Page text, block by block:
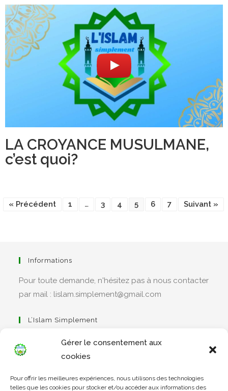
Gérer le consentement aux
cookies
Pour offrir les meilleures expériences, nous utilisons des technologies
telles que les cookies pour stocker et/ou accéder aux informations des
LA CROYANCE MUSULMANE,
c’est quoi?
« Précédent 1 … 3 4 5 6 7 Suivant »
Informations
Pour toute demande, n'hésitez pas à nous contacter
par mail : lislam.simplement@gmail.com
L’Islam Simplement
Apprendre Le Coran Simplement